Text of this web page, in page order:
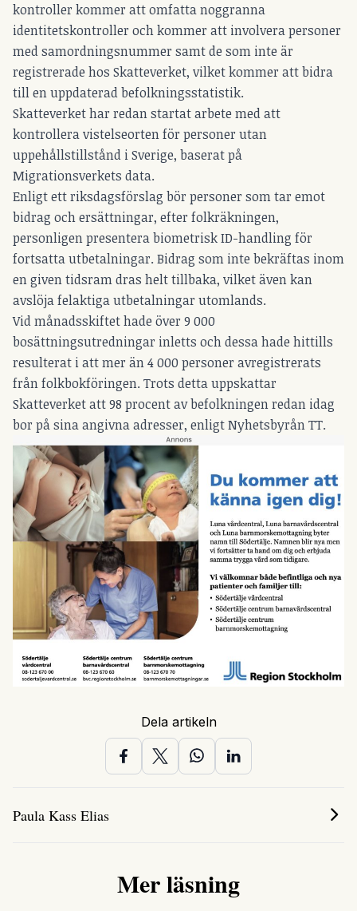
kontroller kommer att omfatta noggranna
identitetskontroller och kommer att involvera personer
med samordningsnummer samt de som inte är
registrerade hos Skatteverket, vilket kommer att bidra
till en uppdaterad befolkningsstatistik.
Skatteverket har redan startat arbete med att
kontrollera vistelseorten för personer utan
uppehållstillstånd i Sverige, baserat på
Migrationsverkets data.
Enligt ett riksdagsförslag bör personer som tar emot
bidrag och ersättningar, efter folkräkningen,
personligen presentera biometrisk ID-handling för
fortsatta utbetalningar. Bidrag som inte bekräftas inom
en given tidsram dras helt tillbaka, vilket även kan
avslöja felaktiga utbetalningar utomlands.
Vid månadsskiftet hade över 9 000
bosättningsutredningar inletts och dessa hade hittills
resulterat i att mer än 4 000 personer avregistrerats
från folkbokföringen. Trots detta uppskattar
Skatteverket att 98 procent av befolkningen redan idag
bor på sina angivna adresser, enligt Nyhetsbyrån TT.
Dela artikeln
Paula Kass Elias
Mer läsning